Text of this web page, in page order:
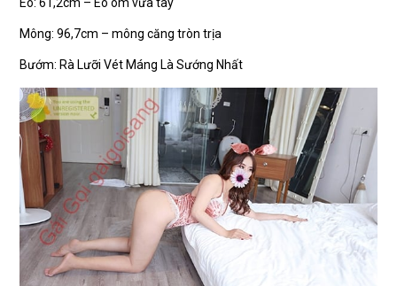
Mông: 96,7cm – mông căng tròn trịa
Bướm: Rà Lưỡi Vét Máng Là Sướng Nhất